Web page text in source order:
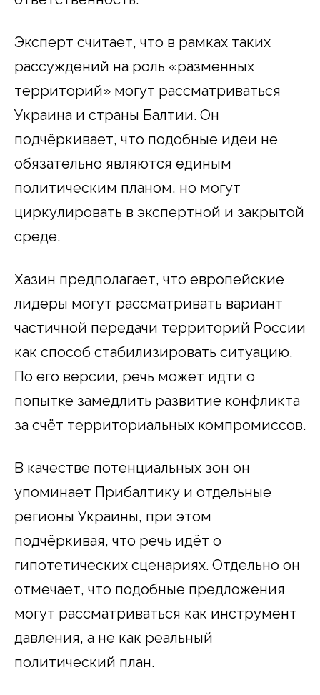
Эксперт считает, что в рамках таких
рассуждений на роль «разменных
территорий» могут рассматриваться
Украина и страны Балтии. Он
подчёркивает, что подобные идеи не
обязательно являются единым
политическим планом, но могут
циркулировать в экспертной и закрытой
среде.
Хазин предполагает, что европейские
лидеры могут рассматривать вариант
частичной передачи территорий России
как способ стабилизировать ситуацию.
По его версии, речь может идти о
попытке замедлить развитие конфликта
за счёт территориальных компромиссов.
В качестве потенциальных зон он
упоминает Прибалтику и отдельные
регионы Украины, при этом
подчёркивая, что речь идёт о
гипотетических сценариях. Отдельно он
отмечает, что подобные предложения
могут рассматриваться как инструмент
давления, а не как реальный
политический план.